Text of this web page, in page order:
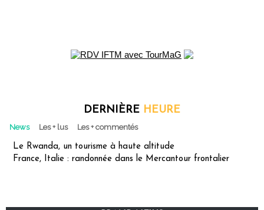
DERNIÈRE HEURE
News Les + lus Les + commentés
Le Rwanda, un tourisme à haute altitude
France, Italie : randonnée dans le Mercantour frontalier